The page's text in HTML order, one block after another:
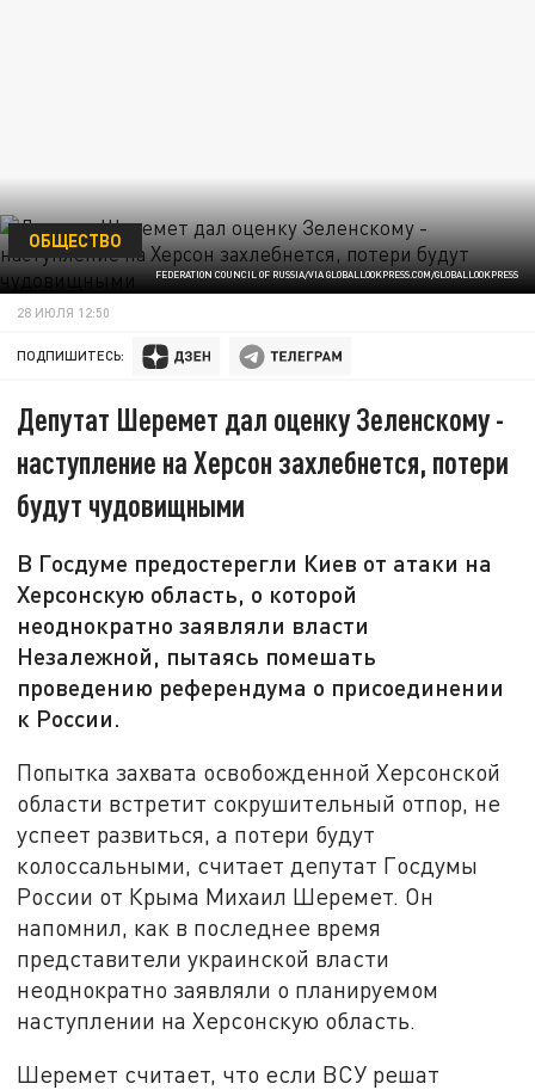
FEDERATION COUNCIL OF RUSSIA/VIA GLOBALLOOKPRESS.COM/GLOBALLOOKPRESS
ОБЩЕСТВО
28 ИЮЛЯ 12:50
ПОДПИШИТЕСЬ:
Депутат Шеремет дал оценку Зеленскому -
наступление на Херсон захлебнется, потери
будут чудовищными
В Госдуме предостерегли Киев от атаки на
Херсонскую область, о которой
неоднократно заявляли власти
Незалежной, пытаясь помешать
проведению референдума о присоединении
к России.
Попытка захвата освобожденной Херсонской
области встретит сокрушительный отпор, не
успеет развиться, а потери будут
колоссальными, считает депутат Госдумы
России от Крыма Михаил Шеремет. Он
напомнил, как в последнее время
представители украинской власти
неоднократно заявляли о планируемом
наступлении на Херсонскую область.
Шеремет считает, что если ВСУ решат